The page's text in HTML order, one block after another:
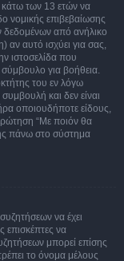
των 13 ετών να
νομικής επιβεβαίωσης
δεδομένων από ανήλικο
αν αυτό ισχύει για σας,
ιστοσελίδα που
σύμβουλο για βοήθεια.
του εν λόγω
και δεν είναι
οποιουδήποτε είδους,
“Με ποιόν θα
πάνω στο σύστημα
να έχει
επισκέπτες να
μπορεί επίσης
το όνομα μέλους